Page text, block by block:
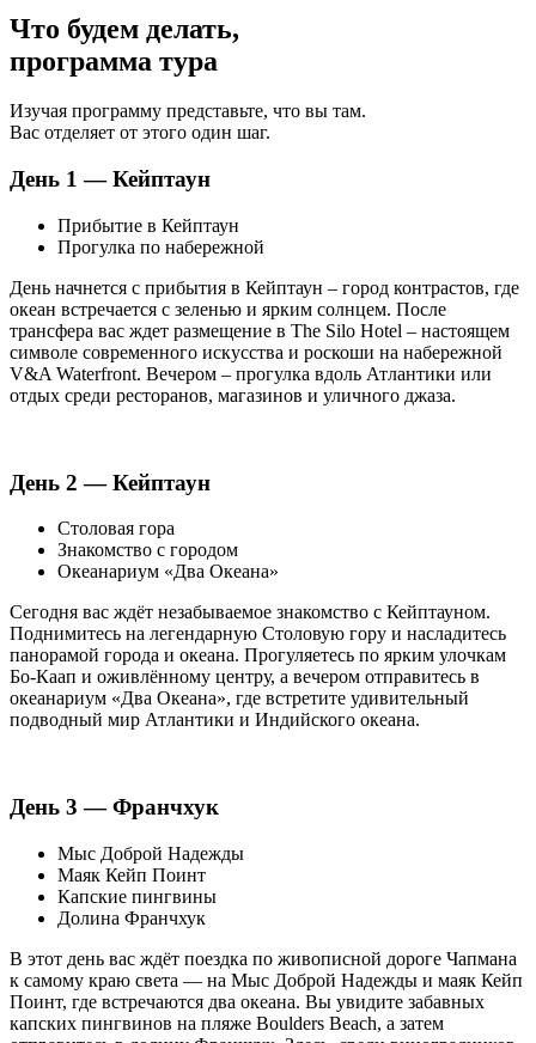
Что будем делать,
программа тура
Изучая программу представьте, что вы там.
Вас отделяет от этого один шаг.
День 1 — Кейптаун
Прибытие в Кейптаун
Прогулка по набережной
День начнется с прибытия в Кейптаун – город контрастов, где
океан встречается с зеленью и ярким солнцем. После
трансфера вас ждет размещение в The Silo Hotel – настоящем
символе современного искусства и роскоши на набережной
V&A Waterfront. Вечером – прогулка вдоль Атлантики или
отдых среди ресторанов, магазинов и уличного джаза.
День 2 — Кейптаун
Столовая гора
Знакомство с городом
Океанариум «Два Океана»
Сегодня вас ждёт незабываемое знакомство с Кейптауном.
Поднимитесь на легендарную Столовую гору и насладитесь
панорамой города и океана. Прогуляетесь по ярким улочкам
Бо-Каап и оживлённому центру, а вечером отправитесь в
океанариум «Два Океана», где встретите удивительный
подводный мир Атлантики и Индийского океана.
День 3 — Франчхук
Мыс Доброй Надежды
Маяк Кейп Поинт
Капские пингвины
Долина Франчхук
В этот день вас ждёт поездка по живописной дороге Чапмана
к самому краю света — на Мыс Доброй Надежды и маяк Кейп
Поинт, где встречаются два океана. Вы увидите забавных
капских пингвинов на пляже Boulders Beach, а затем